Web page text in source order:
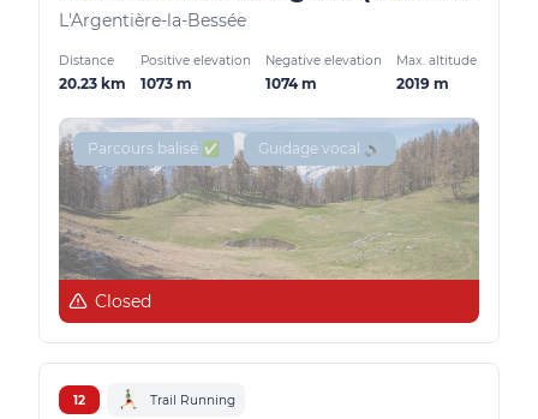
L'Argentière-la-Bessée
Distance
20.23 km
Positive elevation
1073 m
Negative elevation
1074 m
Max. altitude
2019 m
Parcours balisé ✅ Guidage vocal 🔊
Closed
12 Trail Running